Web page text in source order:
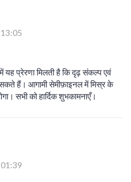
प्रेरणा मिलती है कि दृढ़ संकल्प एवं
सकते हैं। आगामी सेमीफ़ाइनल में मिस्र के
सभी को हार्दिक शुभकामनाएँ।